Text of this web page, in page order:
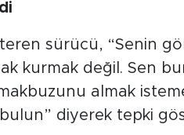
sürücü, “Senin
kurmak değil. Sen
almak
bulun” diyerek tepki